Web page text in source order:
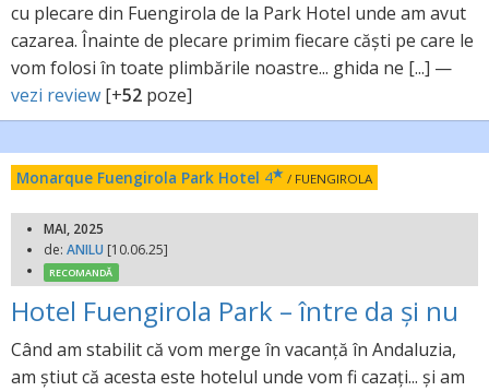
cu plecare din Fuengirola de la Park Hotel unde am avut
cazarea. Înainte de plecare primim fiecare căști pe care le
vom folosi în toate plimbările noastre... ghida ne [...] —
vezi review [+52 poze]
Monarque Fuengirola Park Hotel 4 / FUENGIROLA
MAI, 2025
de: ANILU [10.06.25]
RECOMANDĂ
Hotel Fuengirola Park – între da și nu
Când am stabilit că vom merge în vacanță în Andaluzia,
am știut că acesta este hotelul unde vom fi cazați... și am